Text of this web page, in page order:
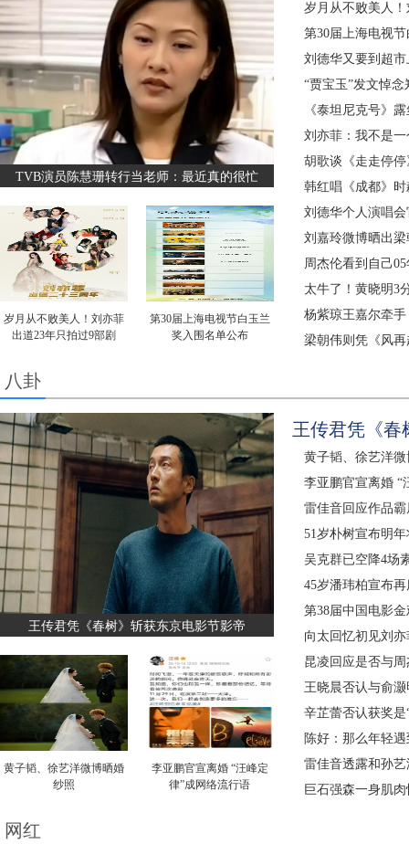
TVB演员陈慧珊转行当老师：最近真的很忙
岁月从不败美人！刘亦菲
出道23年只拍过9部剧
第30届上海电视节白玉兰
奖入围名单公布
岁月从不败美人
第30届上海电视
刘德华又要到超
“贾宝玉”发文悼
《泰坦尼克号》
刘亦菲：我不是
胡歌谈《走走停
韩红唱《成都》
刘德华个人演唱
刘嘉玲微博晒出
周杰伦看到自己
太牛了！黄晓明3
杨紫琼王嘉尔牵手
梁朝伟则凭《风
八卦
王传君凭《春树》斩获东京电影节影帝
黄子韬、徐艺洋微博晒婚
纱照
李亚鹏官宣离婚 “汪峰定
律”成网络流行语
王传君凭《春
黄子韬、徐艺洋
李亚鹏官宣离婚 “
雷佳音回应作品
51岁朴树宣布明
吴克群已空降4场
45岁潘玮柏宣布
第38届中国电影
向太回忆初见刘
昆凌回应是否与
王晓晨否认与俞
辛芷蕾否认获奖
陈好：那么年轻
雷佳音透露和孙
巨石强森一身肌
网红